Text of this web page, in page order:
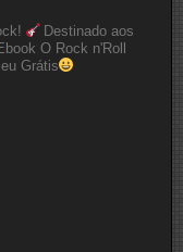
Destinado aos
O Rock n'Roll
Grátis